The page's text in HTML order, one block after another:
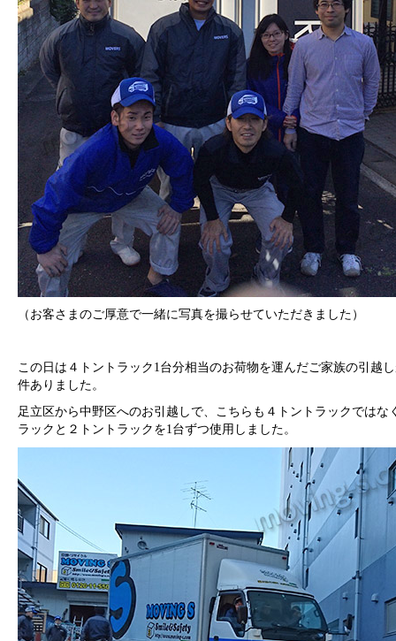
（お客さまのご厚意で一緒に写真を撮らせていただきました）
この日は４トントラック1台分相当のお荷物を運んだご家族の引越
件ありました。
足立区から中野区へのお引越しで、こちらも４トントラックではな
ラックと２トントラックを1台ずつ使用しました。